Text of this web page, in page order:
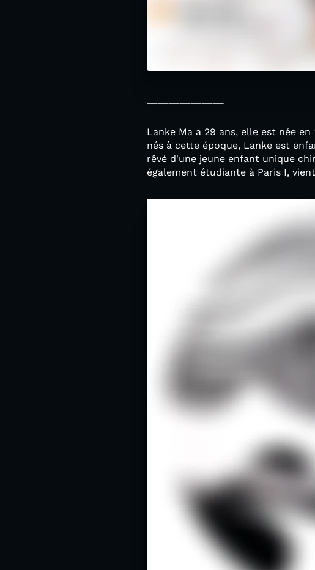
Lanke Ma a 29 ans, elle est née
nés à cette époque, Lanke est
rêvé d'une jeune enfant unique
également étudiante à Paris I,